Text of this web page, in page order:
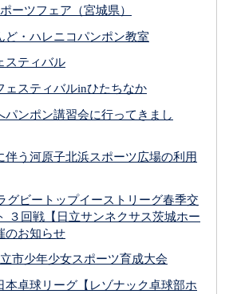
ーツフェア（宮城県）
ど・ハレニコパンポン教室
スティバル
ェスティバルinひたちなか
パンポン講習会に行ってきまし
伴う河原子北浜スポーツ広場の利用
グビートップイーストリーグ春季交
３回戦【日立サンネクサス茨城ホー
のお知らせ
市少年少女スポーツ育成大会
本卓球リーグ【レゾナック卓球部ホ